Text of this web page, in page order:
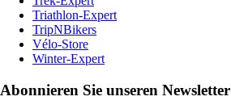
Triathlon-Expert
TripNBikers
Vélo-Store
Winter-Expert
Abonnieren Sie unseren Newsletter